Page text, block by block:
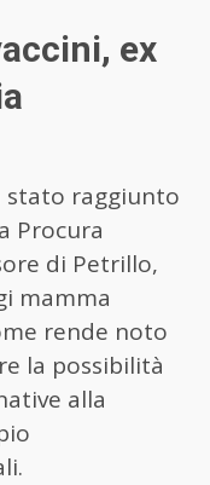
ex
stato raggiunto
Procura
di Petrillo,
mamma
rende noto
la possibilità
alla